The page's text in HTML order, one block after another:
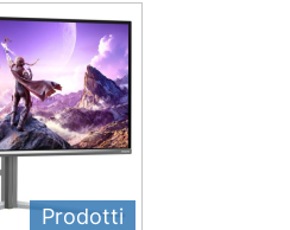
Prodotti